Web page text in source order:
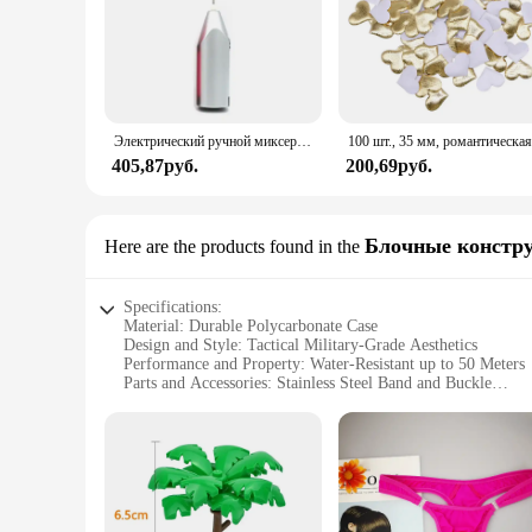
Электрический ручной миксер из нержавеющей стали, Легкий Блендер для выпечки и приготовления пищи
405,87руб. 200,69руб.
Here are the products found in the Блочные
Specifications:
Material: Durable Polycarbonate Case
Design and Style: Tactical Military-Grade Aesthetics
Performance and Property: Water-Resistant up to 50 Meters
Parts and Accessories: Stainless Steel Band and Buckle
Shape or Size or Weight or Quantity: Robust 50mm
Features:
**Unmatched Durability and Style**
The Bianyar Men Tactical Watch is not just a timepiece;
rigors of outdoor activities. Its tactical military-grade